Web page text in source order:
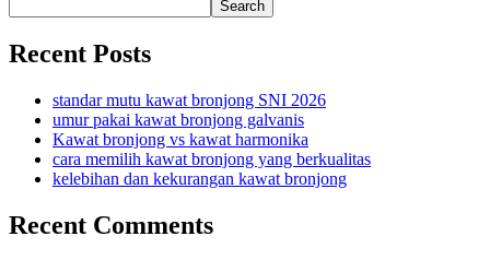
Search
Recent Posts
standar mutu kawat bronjong SNI 2026
umur pakai kawat bronjong galvanis
Kawat bronjong vs kawat harmonika
cara memilih kawat bronjong yang berkualitas
kelebihan dan kekurangan kawat bronjong
Recent Comments